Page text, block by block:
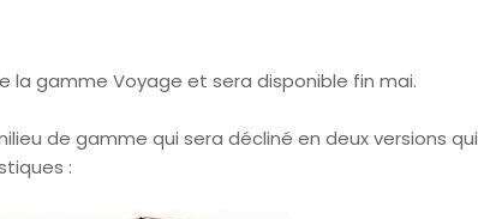
la gamme Voyage et sera disponible fin mai.
de gamme qui sera décliné en deux versions qui
: